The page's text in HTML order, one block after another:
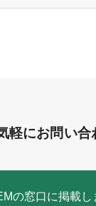
軽にお問い
の窓口に掲載し